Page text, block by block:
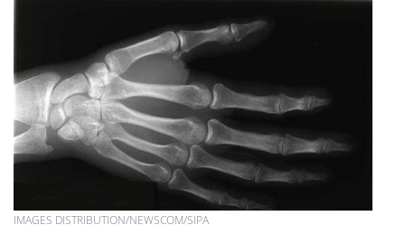
IMAGES DISTRIBUTION/NEWSCOM/SIPA